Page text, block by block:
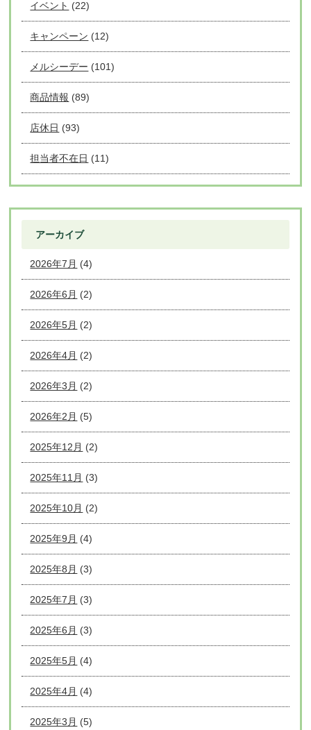
イベント (22)
キャンペーン (12)
メルシーデー (101)
商品情報 (89)
店休日 (93)
担当者不在日 (11)
アーカイブ
2026年7月 (4)
2026年6月 (2)
2026年5月 (2)
2026年4月 (2)
2026年3月 (2)
2026年2月 (5)
2025年12月 (2)
2025年11月 (3)
2025年10月 (2)
2025年9月 (4)
2025年8月 (3)
2025年7月 (3)
2025年6月 (3)
2025年5月 (4)
2025年4月 (4)
2025年3月 (5)